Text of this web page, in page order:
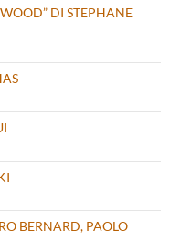
DI STEPHANE
BERNARD, PAOLO